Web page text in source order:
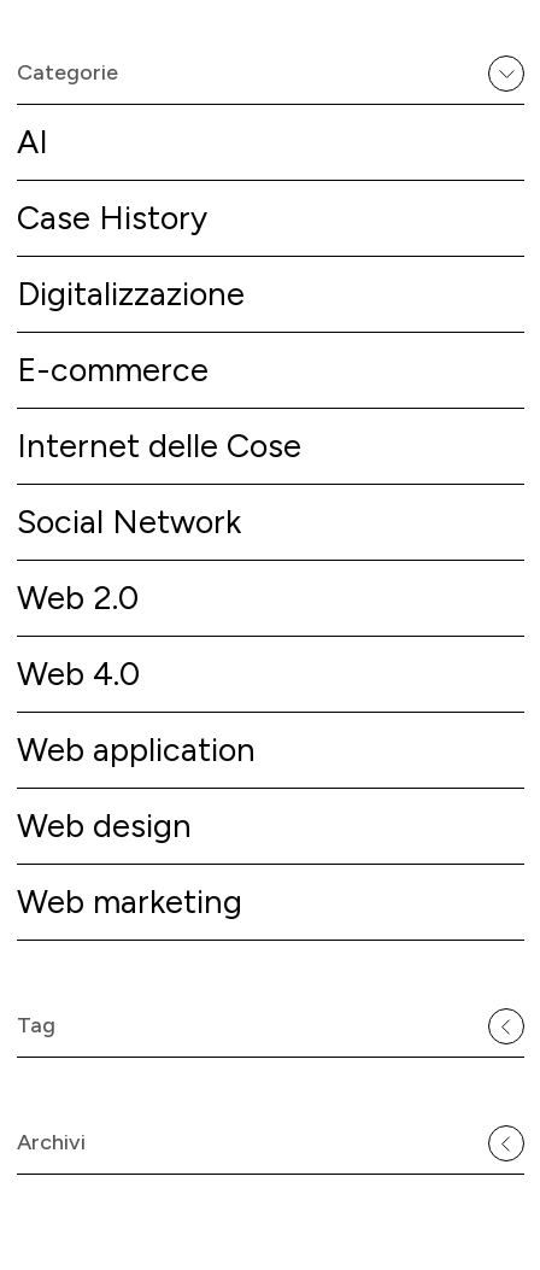
Categorie
AI
Case History
Digitalizzazione
E-commerce
Internet delle Cose
Social Network
Web 2.0
Web 4.0
Web application
Web design
Web marketing
Tag
Archivi